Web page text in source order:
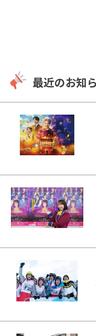
最近のお知